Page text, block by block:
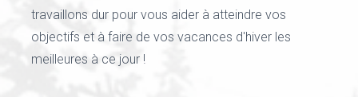
travaillons dur pour vous aider à atteindre vos
objectifs et à faire de vos vacances d'hiver les
meilleures à ce jour !